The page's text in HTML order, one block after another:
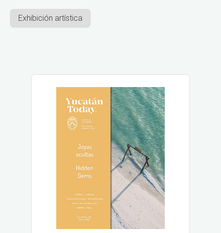
Exhibición artística